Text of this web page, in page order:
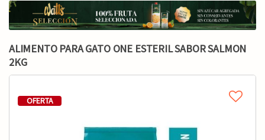
r
:
ALIMENTO PARA GATO ONE ESTERIL SABOR SALMON
2KG
OFERTA